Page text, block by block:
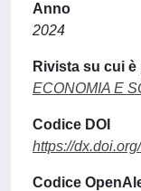
Anno
2024
Rivista su cui
ECONOMIA E
Codice DOI
https://
Codice